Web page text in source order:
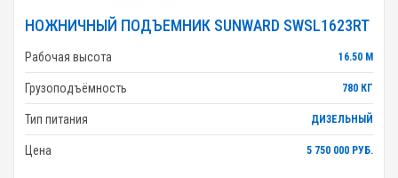
НОЖНИЧНЫЙ ПОДЪЕМНИК SUNWARD SWSL1623RT
Рабочая высота 16.50 М
Грузоподъёмность 780 КГ
Тип питания ДИЗЕЛЬНЫЙ
Цена 5 750 000 РУБ.